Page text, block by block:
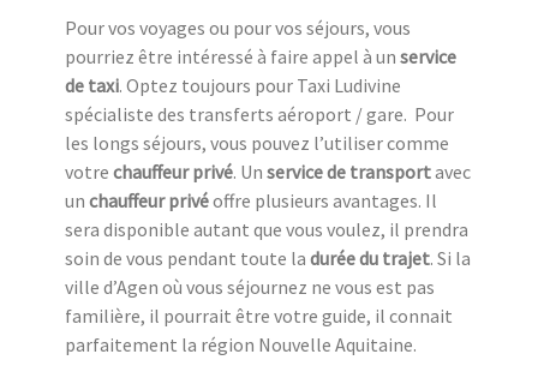
Pour vos voyages ou pour vos séjours, vous
pourriez être intéressé à faire appel à un service
de taxi. Optez toujours pour Taxi Ludivine
spécialiste des transferts aéroport / gare. Pour
les longs séjours, vous pouvez l’utiliser comme
votre chauffeur privé. Un service de transportavec
un chauffeur privéoffre plusieurs avantages. Il
sera disponible autant que vous voulez, il prendra
soin de vous pendant toute la durée du trajet. Si la
ville d’Agen où vous séjournez ne vous est pas
familière, il pourrait être votre guide, il connait
parfaitement la région Nouvelle Aquitaine.